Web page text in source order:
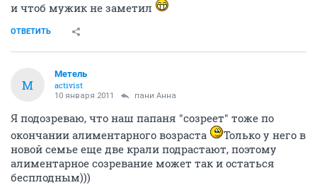
и чтоб мужик не заметил
ОТВЕТИТЬ
М
Метель
activist
10 января 2011 пани Анна
Я подозреваю, что наш папаня "созреет" тоже по
окончании алиментарного возраста
Только у него в
новой семье еще две крали подрастают, поэтому
алиментарное созревание может так и остаться
бесплодным)))